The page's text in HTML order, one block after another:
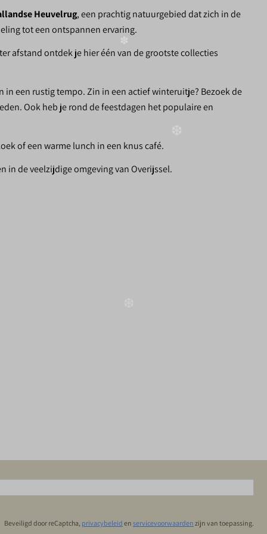
Heuvelrug, een prachtig natuurgebied dat zich in de
tot een ontspannen ervaring.
afstand ontdek je hier één van de grootste collecties
een rustig tempo. Zin in een actief winteruitje? Bezoek de
Ook heb je rond de feestdagen het populaire en
of een warme lunch in een knus café.
de veelzijdige omgeving van Overijssel.
Beveiligd door reCaptcha, privacybeleid en servicevoorwaarden zijn van toepassing.